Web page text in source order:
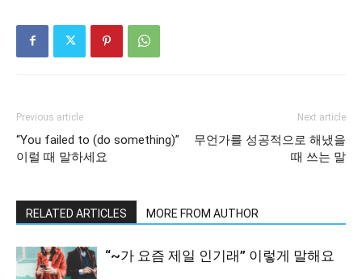
Previous article
“You failed to (do something)”
이럴 때 말하세요
Next article
무언가를 성공적으로 해냈을
때 쓰는 말
RELATED ARTICLES MORE FROM AUTHOR
“~가 요즘 제일 인기래” 이렇게 말해요